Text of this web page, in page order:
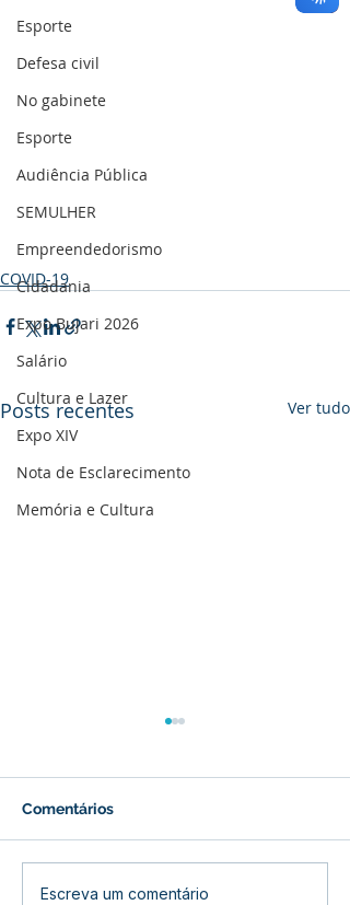
Esporte
Defesa civil
No gabinete
Esporte
Audiência Pública
SEMULHER
Empreendedorismo
Cidadania
Expo Bujari 2026
Salário
Cultura e Lazer
Expo XIV
Nota de Esclarecimento
Memória e Cultura
COVID-19
Posts recentes Ver tudo
Boletim de Covid-19
Comentários
Escreva um comentário